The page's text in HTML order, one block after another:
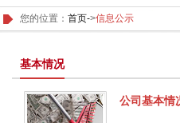
您的位置： 首页->信息公示
基本情况
公司基本情